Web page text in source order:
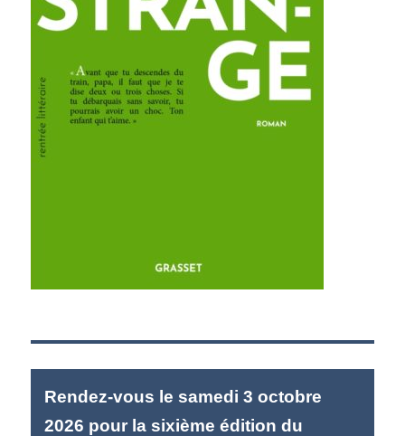
Rendez-vous le samedi 3 octobre
2026 pour la sixième édition du